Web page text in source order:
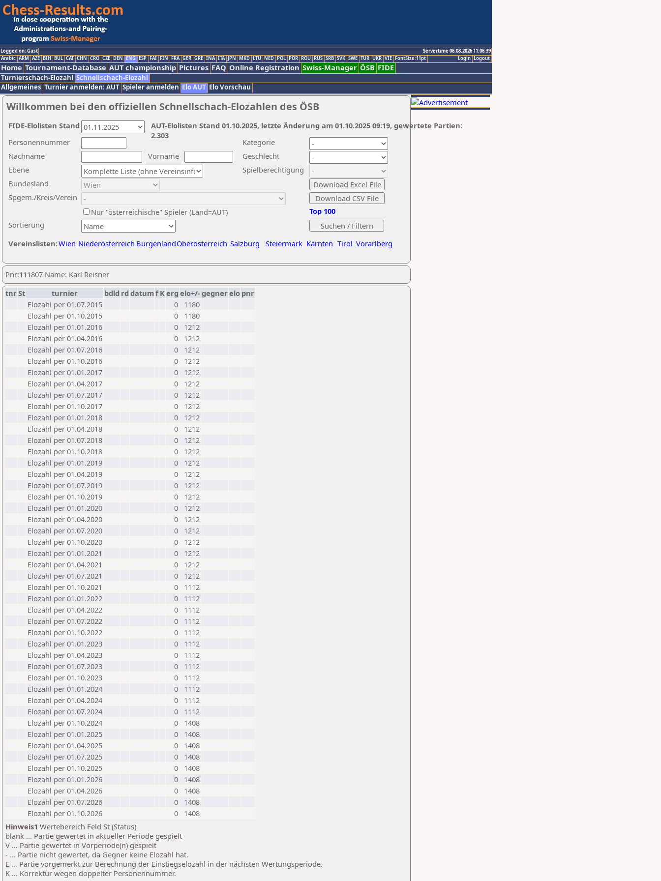
Logged on: Gast
Servertime 06.08.2026 11:06:39
Logout
Login
Arabic ARM AZE BIH BUL CAT CHN CRO CZE DEN ENG ESP FAI FIN FRA GER GRE INA ITA JPN MKD LTU NED POL POR ROU RUS SRB SVK SWE TUR UKR VIE FontSize:11pt
Home Tournament-Database AUT championship Pictures FAQ Online Registration Swiss-Manager ÖSB FIDE
Turnierschach-Elozahl Schnellschach-Elozahl
Allgemeines Turnier anmelden: AUT Spieler anmelden Elo AUT Elo Vorschau
Willkommen bei den offiziellen Schnellschach-Elozahlen des ÖSB
Nachname
Vorname
Ebene
Kategorie
Sortierung
Personennummer
Bundesland
Spgem./Kreis/Verein
Geschlecht
Nur "österreichische" Spieler (Land=AUT)
Spielberechtigung
Vereinslisten:Wien Niederösterreich BurgenlandOberösterreich Salzburg Steiermark Kärnten Tirol Vorarlberg
Top 100
AUT-Elolisten Stand 01.10.2025, letzte Änderung am 01.10.2025 09:19, gewertete Partien:
2.303
FIDE-Elolisten Stand
Pnr:111807 Name: Karl Reisner
tnrSt turnier bdld rd datumf Kerg elo+/-gegnerelo pnr
Elozahl per 01.07.2015
0
1180
Elozahl per 01.10.2015
0
1180
Elozahl per 01.01.2016
0
1212
Elozahl per 01.04.2016
0
1212
Elozahl per 01.07.2016
0
1212
Elozahl per 01.10.2016
0
1212
Elozahl per 01.01.2017
0
1212
Elozahl per 01.04.2017
0
1212
Elozahl per 01.07.2017
0
1212
Elozahl per 01.10.2017
0
1212
Elozahl per 01.01.2018
0
1212
Elozahl per 01.04.2018
0
1212
Elozahl per 01.07.2018
0
1212
Elozahl per 01.10.2018
0
1212
Elozahl per 01.01.2019
0
1212
Elozahl per 01.04.2019
0
1212
Elozahl per 01.07.2019
0
1212
Elozahl per 01.10.2019
0
1212
Elozahl per 01.01.2020
0
1212
Elozahl per 01.04.2020
0
1212
Elozahl per 01.07.2020
0
1212
Elozahl per 01.10.2020
0
1212
Elozahl per 01.01.2021
0
1212
Elozahl per 01.04.2021
0
1212
Elozahl per 01.07.2021
0
1212
Elozahl per 01.10.2021
0
1112
Elozahl per 01.01.2022
0
1112
Elozahl per 01.04.2022
0
1112
Elozahl per 01.07.2022
0
1112
Elozahl per 01.10.2022
0
1112
Elozahl per 01.01.2023
0
1112
Elozahl per 01.04.2023
0
1112
Elozahl per 01.07.2023
0
1112
Elozahl per 01.10.2023
0
1112
Elozahl per 01.01.2024
0
1112
Elozahl per 01.04.2024
0
1112
Elozahl per 01.07.2024
0
1112
Elozahl per 01.10.2024
0
1408
Elozahl per 01.01.2025
0
1408
Elozahl per 01.04.2025
0
1408
Elozahl per 01.07.2025
0
1408
Elozahl per 01.10.2025
0
1408
Elozahl per 01.01.2026
0
1408
Elozahl per 01.04.2026
0
1408
Elozahl per 01.07.2026
0
1408
Elozahl per 01.10.2026
0
1408
Hinweis1 Wertebereich Feld St (Status)
blank ... Partie gewertet in aktueller Periode gespielt
V ... Partie gewertet in Vorperiode(n) gespielt
- ... Partie nicht gewertet, da Gegner keine Elozahl hat.
E ... Partie vorgemerkt zur Berechnung der Einstiegselozahl in der nächsten Wertungsperiode.
K ... Korrektur wegen doppelter Personennummer.